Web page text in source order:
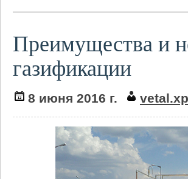
Преимущества и
газификации
8 июня 2016 г. vetal.xp